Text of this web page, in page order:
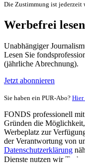
Die Zustimmung ist jederzeit
Werbefrei lesen
Unabhängiger
Lesen Sie
(jährliche Abrechnung).
Jetzt abonnieren
Sie haben ein PUR-Abo? Hier
FONDS professionell
Gründen die
Werbeplatz zur
der Verantwortung von
Datenschutzerklärung
Dienste nutzen wir